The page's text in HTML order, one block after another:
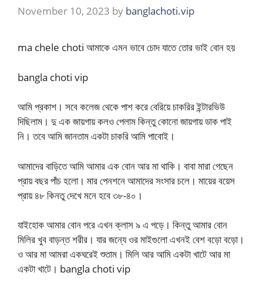
November 10, 2023 by banglachoti.vip
ma chele choti আমাকে এমন ভাবে চোদ যাতে তোর ভাই বোন হয়
bangla choti vip
আমি প্রকাশ। সবে কলেজ থেকে পাশ করে বেরিয়ে চাকরির ইন্টারভিউ
দিছিলাম। দু এক জায়গায় কলও পেলাম কিন্তু কোনো জায়গায় ডাক পাই
নি। তবে আমি জানতাম একটা চাকরি আমি পাবোই।
আমাদের বাড়িতে আমি আমার এক বোন আর মা থাকি। বাবা মারা গেছেন
প্রায় বছর পাঁচ হলো। মার পেনশনে আমাদের সংসার চলে। মায়ের বয়েস
প্রায় ৪৮ কিনতু দেখে মনে হবে ৩৮-৪০।
যাইহোক আমার বোন পরে এখন ক্লাস ৯ এ পড়ে। কিন্তু আমার বোন
মিলির খুব বাড়ন্ত শরীর। যার জন্যে ওর মাইগুলো এখনই বেশ বড়ো বড়ো।
ও আর মা আমরা একঘরেই শুতাম। মিলি আর আমি একটা খাটে আর মা
একটা খাটে। bangla choti vip